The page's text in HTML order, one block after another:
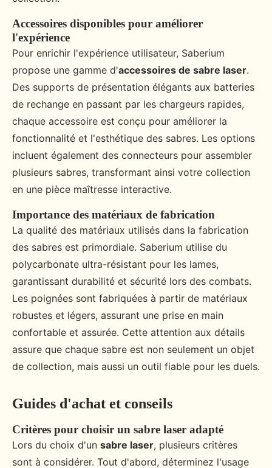
Accessoires disponibles pour améliorer
l'expérience
Pour enrichir l'expérience utilisateur, Saberium
propose une gamme d'accessoires de sabre laser.
Des supports de présentation élégants aux batteries
de rechange en passant par les chargeurs rapides,
chaque accessoire est conçu pour améliorer la
fonctionnalité et l'esthétique des sabres. Les options
incluent également des connecteurs pour assembler
plusieurs sabres, transformant ainsi votre collection
en une pièce maîtresse interactive.
Importance des matériaux de fabrication
La qualité des matériaux utilisés dans la fabrication
des sabres est primordiale. Saberium utilise du
polycarbonate ultra-résistant pour les lames,
garantissant durabilité et sécurité lors des combats.
Les poignées sont fabriquées à partir de matériaux
robustes et légers, assurant une prise en main
confortable et assurée. Cette attention aux détails
assure que chaque sabre est non seulement un objet
de collection, mais aussi un outil fiable pour les duels.
Guides d'achat et conseils
Critères pour choisir un sabre laser adapté
Lors du choix d'un sabre laser, plusieurs critères
sont à considérer. Tout d'abord, déterminez l'usage